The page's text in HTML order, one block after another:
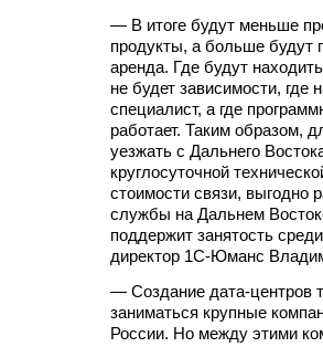
— В итоге будут меньше
продукты, а больше будут
аренда. Где будут
не будет зависимости,
специалист, а где
работает. Таким образом,
уезжать с Дальнего
круглосуточной
стоимости связи,
службы на Дальнем
поддержит занятость
директор 1С-Юманс
— Создание дата-центров
заниматься крупные
России. Но между этими